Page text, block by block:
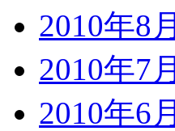
2010年8月
2010年7月
2010年6月